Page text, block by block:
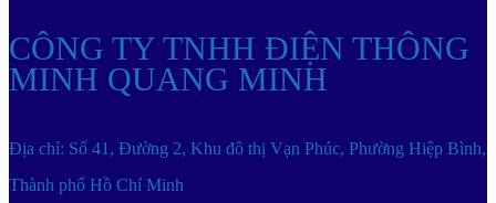
CÔNG TY TNHH ĐIỆN THÔNG
MINH QUANG MINH
Địa chỉ: Số 41, Đường 2, Khu đô thị Vạn Phúc, Phường Hiệp Bình,
Thành phố Hồ Chí Minh